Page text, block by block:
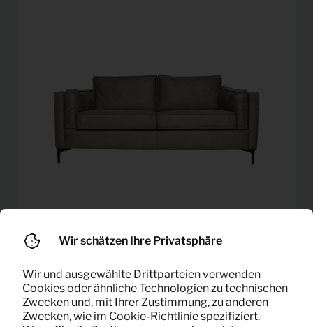
Pro Monat
(exklusiv MwSt)
Wir schätzen Ihre Privatsphäre
Wir und ausgewählte Drittparteien verwenden
Cookies oder ähnliche Technologien zu technischen
Zwecken und, mit Ihrer Zustimmung, zu anderen
Zwecken, wie im Cookie-Richtlinie spezifiziert.